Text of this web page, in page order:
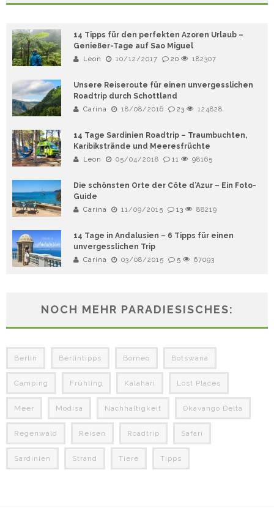
14 Tipps für den perfekten Azoren Urlaub –
Genießer-Tage auf Sao Miguel
Leon 10/12/2017 20 182307
Unsere Reiseroute für einen unvergesslichen
Roadtrip durch Schottland
Carina 18/08/2016 23 124828
14 Tage Sardinien Roadtrip – Traumbuchten,
Karibikstrände und Meeresfrüchte
Leon 05/04/2018 11 98165
Die schönsten Orte der Côte d’Azur – Ein Foto-
Guide
Carina 11/09/2015 13 88219
14 Tage in Andalusien – 6 Tipps für einen
unvergesslichen Trip
Carina 03/08/2015 5 67093
NOCH MEHR PARADIESISCHES:
Berlin Berlintipps Borneo Botswana
Camping Frühling Kalahari Lost Places
Meer Modisa Nachhaltigkeit Okavango Delta
Regenwald Reisen Roadtrip Safari
Sardinien Strand Tiere Tipps